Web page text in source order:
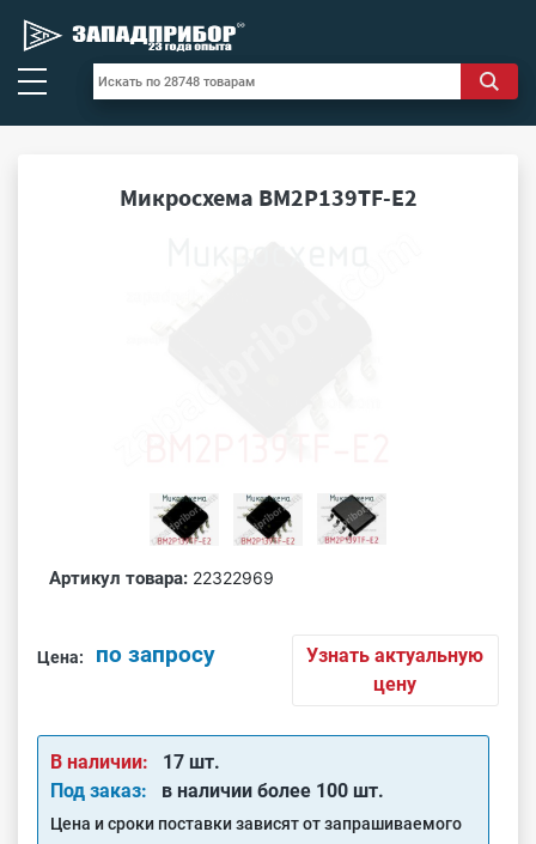
Микросхема BM2P139TF-E2
Артикул товара: 22322969
Цена: по запросу
Узнать актуальную
цену
В наличии:
17 шт.
Под заказ:
в наличии более 100 шт.
Цена и сроки поставки зависят от запрашиваемого